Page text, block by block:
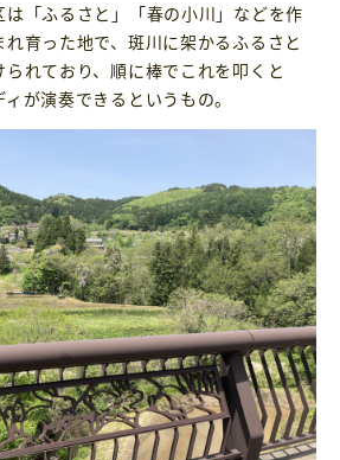
は「ふるさと」「春の小川」などを作
育った地で、斑川に架かるふるさと
れており、順に棒でこれを叩くと
が演奏できるというもの。